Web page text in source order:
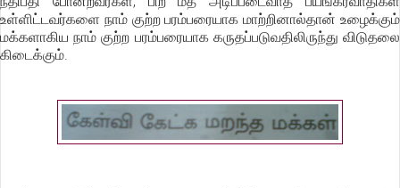
உள்ளிட்டவர்களை நாம் குற்ற பரம்பரையாக மாற்றினால்தான் உழைக்கும்
மக்களாகிய நாம் குற்ற பரம்பரையாக கருதப்படுவதிலிருந்து விடுதலை
கிடைக்கும்.